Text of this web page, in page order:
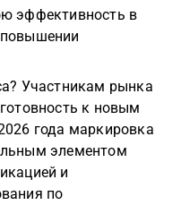
эффективность в
Участникам рынка
к новым
года маркировка
элементом
и
по